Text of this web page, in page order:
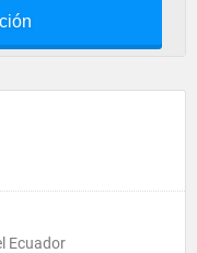
Ecuador